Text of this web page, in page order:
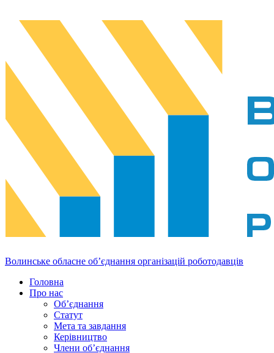
Волинське обласне об’єднання організацій роботодавців
Головна
Про нас
Об’єднання
Статут
Мета та завдання
Керівництво
Члени об’єднання